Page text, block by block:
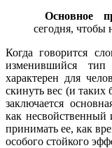
Основное
сегодня, чтобы
Когда говорится
изменившийся
характерен для
скинуть вес (и таких
заключается
как несвойственный
принимать ее, как
особого стойкого